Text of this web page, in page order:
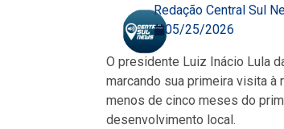
Redação Central Sul
05/25/2026
O presidente Luiz Inácio Lula
marcando sua primeira visita à
menos de cinco meses do
desenvolvimento local.